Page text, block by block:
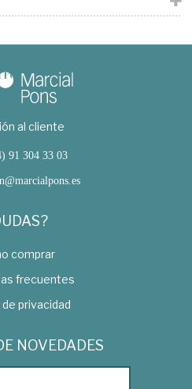
al cliente
91 304 33 03
comprar
frecuentes
privacidad
NOVEDADES